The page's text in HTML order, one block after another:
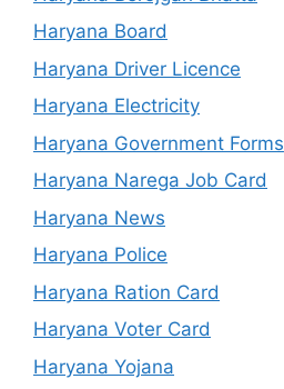
Haryana Board
Haryana Driver Licence
Haryana Electricity
Haryana Government Forms
Haryana Narega Job Card
Haryana News
Haryana Police
Haryana Ration Card
Haryana Voter Card
Haryana Yojana